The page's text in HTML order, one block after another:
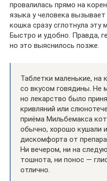
провалилась прямо на
языка у человека
кошка сразу сглотнула эту
Быстро и удобно. Правда,
но это выяснилось позже.
Таблетки маленькие, на
со вкусом говядины. Не
но лекарство было
кривляний или
приёма Мильбемакса
обычно, хорошо кушали
дискомфорта от
Ни вечером, ни на
тошнота, ни понос —
отлично.